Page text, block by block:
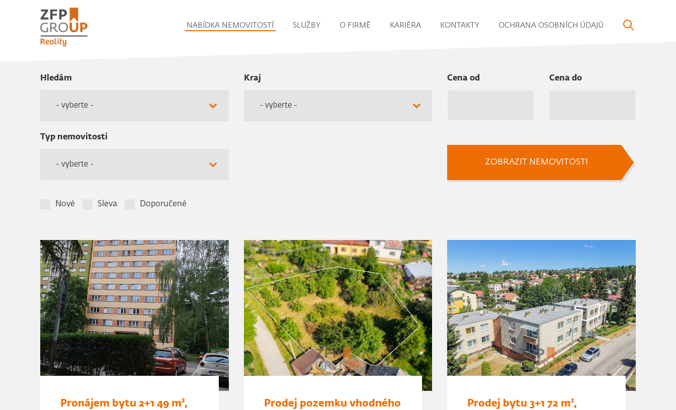
NABÍDKA NEMOVITOSTÍ SLUŽBY O FIRMĚ KARIÉRA KONTAKTY OCHRANA OSOBNÍCH ÚDAJŮ
Hledám
- vyberte -
Kraj
- vyberte -
Cena od Cena do
Typ nemovitosti
- vyberte -
Nové Sleva Doporučené
ZOBRAZIT NEMOVITOSTI
Pronájem bytu 2+1 49 m²,
Prodej pozemku vhodného
Prodej bytu 3+1 72 m²,